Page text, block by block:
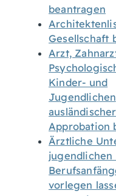
beantragen
Gesellschaft
Arzt,
Kinder- und
Approbation
Ärztliche
jugendlichen
vorlegen